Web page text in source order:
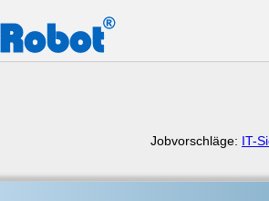
Jobvorschläge: IT-